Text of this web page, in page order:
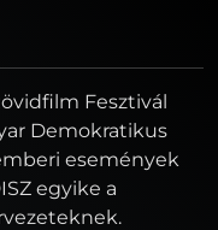
Fesztivál
Demokratikus
események
egyike a